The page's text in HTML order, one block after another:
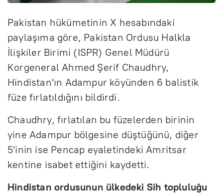
Pakistan hükümetinin X hesabındaki
paylaşıma göre, Pakistan Ordusu Halkla
İlişkiler Birimi (ISPR) Genel Müdürü
Korgeneral Ahmed Şerif Chaudhry,
Hindistan'ın Adampur köyünden 6 balistik
füze fırlatıldığını bildirdi.
Chaudhry, fırlatılan bu füzelerden birinin
yine Adampur bölgesine düştüğünü, diğer
5'inin ise Pencap eyaletindeki Amritsar
kentine isabet ettiğini kaydetti.
Hindistan ordusunun ülkedeki Sih topluluğu